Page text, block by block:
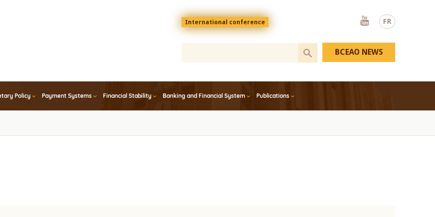
FR
Menu
top
En
International conference
Youtube
Policy Payment Systems Financial Stability Banking and Financial System Publications
BCEAO NEWS